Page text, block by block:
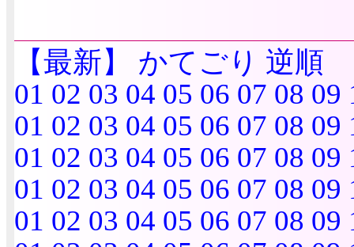
【最新】 かてごり 逆順
01 02 03 04 05 06 07 08 09
01 02 03 04 05 06 07 08 09
01 02 03 04 05 06 07 08 09
01 02 03 04 05 06 07 08 09
01 02 03 04 05 06 07 08 09